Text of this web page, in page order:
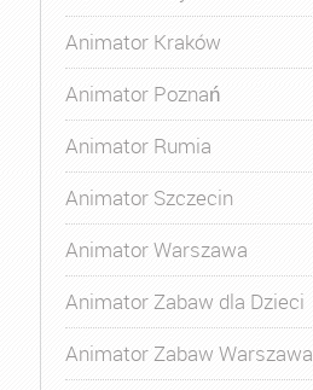
Animator Kraków
Animator Poznań
Animator Rumia
Animator Szczecin
Animator Warszawa
Animator Zabaw dla Dzieci
Animator Zabaw Warszawa